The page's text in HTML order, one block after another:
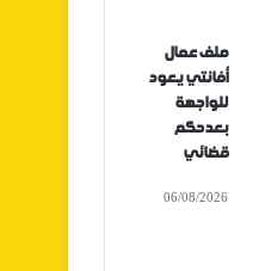
ملف عمال
أفانتي يعود
للواجهة
بعدحكم
قضائي
06/08/2026